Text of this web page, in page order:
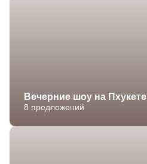
Вечерние шоу на Пхукете
8 предложений